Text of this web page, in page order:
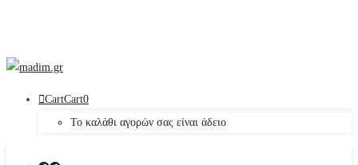
CartCart0
Το καλάθι αγορών σας είναι άδειο